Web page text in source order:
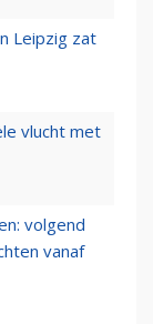
Leipzig zat
vlucht met
volgend
vanaf